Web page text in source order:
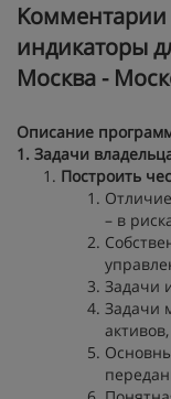
Kомментарии
индикаторы
Москва -
Описание
1. Задачи
Построить
– в
Задачи
Задачи